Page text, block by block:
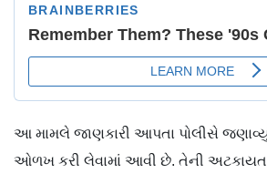
આ મામલે જાણકારી આપતા પોલીસે
ઓળખ કરી લેવામાં આવી છે. તેની અટકાયત